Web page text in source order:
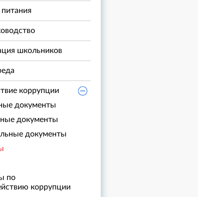
школьников
коррупции
документы
документы
документы
по
коррупции